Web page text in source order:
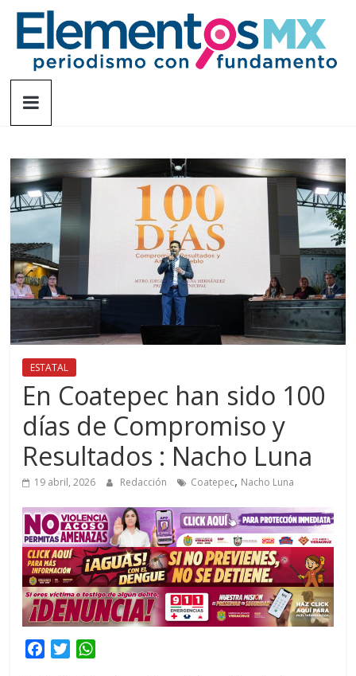
Saltar
contenido
Elementosmx
fundamento
ESTATAL
En Coatepec han sido 100
días de Compromiso y
Resultados : Nacho Luna
19 abril, 2026 Redacción Coatepec, Nacho Luna
T